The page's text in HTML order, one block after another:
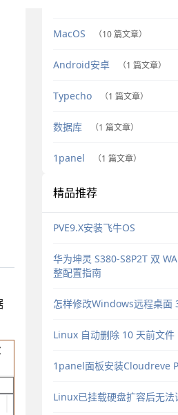
MacOS （10 篇文章）
Android安卓 （1 篇文章）
Typecho （1 篇文章）
数据库 （1 篇文章）
1panel （1 篇文章）
精品推荐
PVE9.X安装飞牛OS
华为坤灵 S380-S8P2T 双
整配置指南
怎样修改Windows远程桌面
Linux 自动删除 10 天前文件
1panel面板安装Cloudreve
Linux已挂载硬盘扩容后无法